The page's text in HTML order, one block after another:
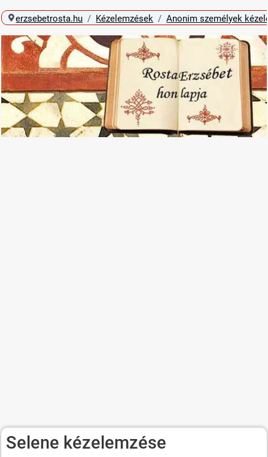
erzsebetrosta.hu Kézelemzések Anonim személyek
Selene kézelemzése